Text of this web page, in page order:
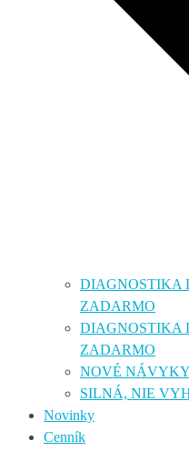
DIAGNOSTIKA
ZADARMO
DIAGNOSTIKA
ZADARMO
NOVÉ
SILNÁ, NIE
Novinky
Cenník